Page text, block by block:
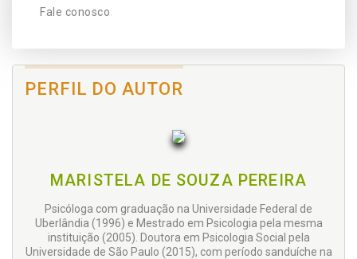
Fale conosco
PERFIL DO AUTOR
MARISTELA DE SOUZA PEREIRA
Psicóloga com graduação na Universidade Federal de
Uberlândia (1996) e Mestrado em Psicologia pela mesma
instituição (2005). Doutora em Psicologia Social pela
Universidade de São Paulo (2015), com período sanduíche na